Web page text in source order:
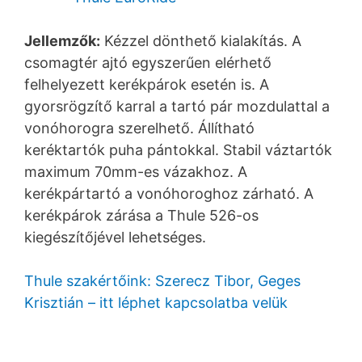
Jellemzők: Kézzel dönthető kialakítás. A
csomagtér ajtó egyszerűen elérhető
felhelyezett kerékpárok esetén is. A
gyorsrögzítő karral a tartó pár mozdulattal a
vonóhorogra szerelhető. Állítható
keréktartók puha pántokkal. Stabil váztartók
maximum 70mm-es vázakhoz. A
kerékpártartó a vonóhoroghoz zárható. A
kerékpárok zárása a Thule 526-os
kiegészítőjével lehetséges.
Thule szakértőink: Szerecz Tibor, Geges
Krisztián – itt léphet kapcsolatba velük